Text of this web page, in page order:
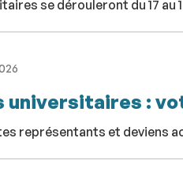
se dérouleront du 17 au
universitaires :
représentants et deviens